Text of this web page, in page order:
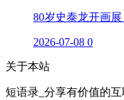
80岁史泰龙开画
2026-07-08 0
关于本站
短语录_分享有价值的